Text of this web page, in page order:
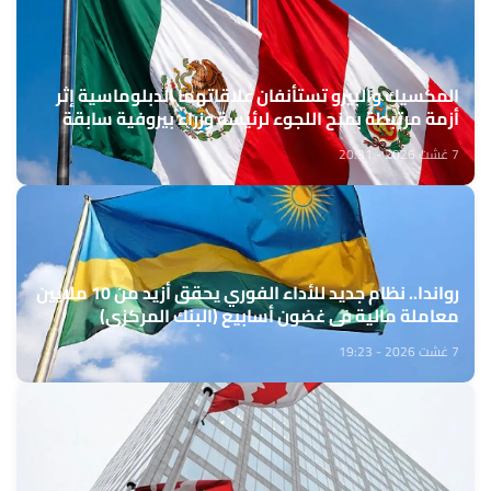
المكسيك والبيرو تستأنفان علاقاتهما الدبلوماسية إثر
أزمة مرتبطة بمنح اللجوء لرئيسة وزراء بيروفية سابقة
7 غشت 2026 - 20:31
رواندا.. نظام جديد للأداء الفوري يحقق أزيد من 10 ملايين
معاملة مالية في غضون أسابيع (البنك المركزي)
7 غشت 2026 - 19:23